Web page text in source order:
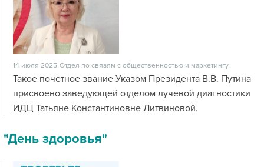
14 июля 2025 Отдел по связям с общественностью и маркетингу
Такое почетное звание Указом Президента В.В. Путина
присвоено заведующей отделом лучевой диагностики
ИДЦ Татьяне Константиновне Литвиновой.
"День здоровья"